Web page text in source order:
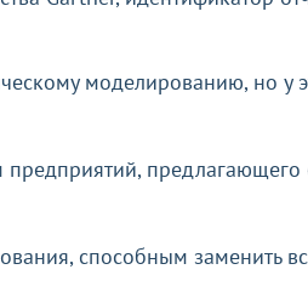
моделированию, но у
способным заменить